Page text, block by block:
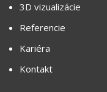
3D vizualizácie
Referencie
Kariéra
Kontakt